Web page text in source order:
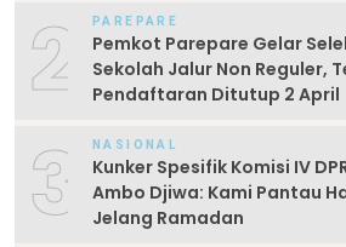
2 PAREPARE
Pemkot Parepare Gelar
Sekolah Jalur Non Reguler,
Pendaftaran Ditutup 2 April
3 NASIONAL
Kunker Spesifik Komisi IV
Ambo Djiwa: Kami Pantau
Jelang Ramadan